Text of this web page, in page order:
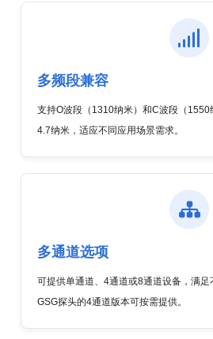
多频段兼容
支持O波段（1310纳米）和C波段（
4.7纳米，适应不同应用场景需求。
多通道选项
可提供单通道、4通道或8通道设备，满
GSG探头的4通道版本可按需提供。